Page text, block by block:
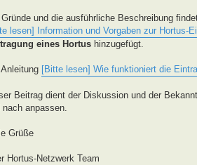
Gründe und die ausführliche Beschreibung
lesen] Information und Vorgaben zur Hortus-
eines Hortus hinzugefügt.
Anleitung [Bitte lesen] Wie funktioniert die
Beitrag dient der Diskussion und der
nach anpassen.
Grüße
Hortus-Netzwerk Team